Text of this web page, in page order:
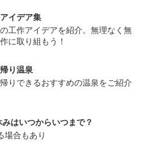
イデア集
工作アイデアを紹介。無理なく無
に取り組もう！
り温泉
りできるおすすめの温泉をご紹介
はいつからいつまで？
場合もあり